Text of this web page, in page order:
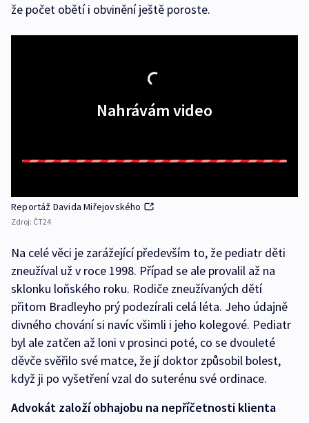
že počet obětí i obvinění ještě poroste.
Nahrávám video
Reportáž Davida Miřejovského
Zdroj: ČT24
Na celé věci je zarážející především to, že pediatr děti
zneužíval už v roce 1998. Případ se ale provalil až na
sklonku loňského roku. Rodiče zneužívaných dětí
přitom Bradleyho prý podezírali celá léta. Jeho údajně
divného chování si navíc všimli i jeho kolegové. Pediatr
byl ale zatčen až loni v prosinci poté, co se dvouleté
děvče svěřilo své matce, že jí doktor způsobil bolest,
když ji po vyšetření vzal do suterénu své ordinace.
Advokát založí obhajobu na nepříčetnosti klienta